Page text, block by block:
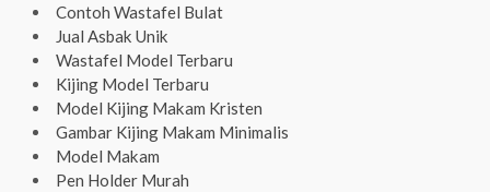
Contoh Wastafel Bulat
Jual Asbak Unik
Wastafel Model Terbaru
Kijing Model Terbaru
Model Kijing Makam Kristen
Gambar Kijing Makam Minimalis
Model Makam
Pen Holder Murah